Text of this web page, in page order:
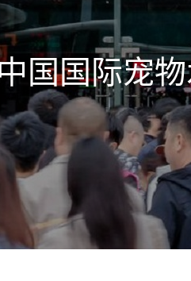
国国际宠